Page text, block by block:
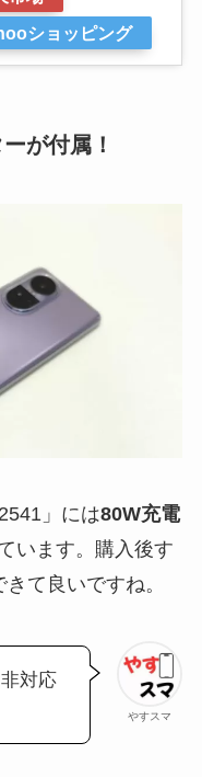
ショッピング
が付属！
」には80W充電
います。購入後す
て良いですね。
やすスマ
対応